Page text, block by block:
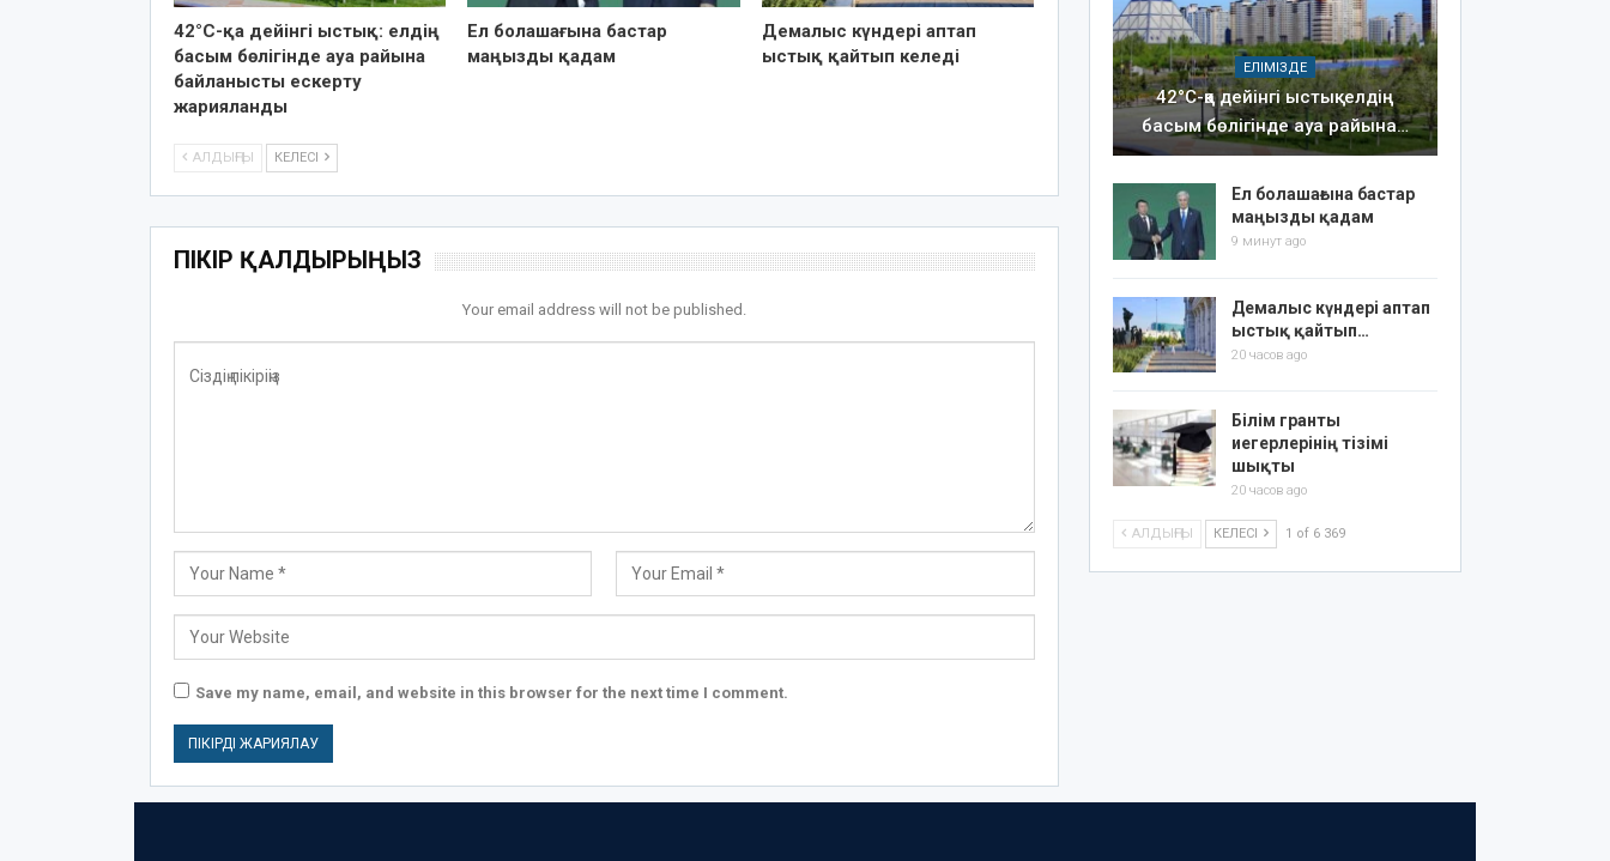
42°C-қа дейінгі ыстық: елдің
басым бөлігінде ауа райына
байланысты ескерту
жарияланды
Ел болашағына бастар
маңызды қадам
Демалыс күндері аптап
ыстық қайтып келеді
АЛДЫҢҒЫ КЕЛЕСІ
ПІКІР ҚАЛДЫРЫҢЫЗ
Your email address will not be published.
Save my name, email, and website in this browser for the next time I comment.
ЕЛІМІЗДЕ
42°C-қа дейінгі ыстық: елдің
басым бөлігінде ауа райына…
Ел болашағына бастар
маңызды қадам
9 минут ago
Демалыс күндері аптап
ыстық қайтып…
20 часов ago
Білім гранты
иегерлерінің тізімі
шықты
20 часов ago
АЛДЫҢҒЫ КЕЛЕСІ 1 of 6 369